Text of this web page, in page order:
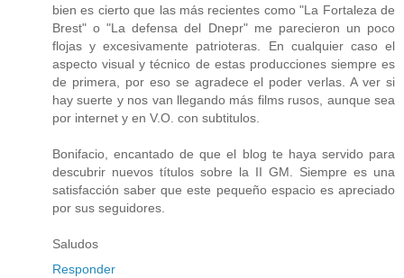
bien es cierto que las más recientes como "La Fortaleza de
Brest" o "La defensa del Dnepr" me parecieron un poco
flojas y excesivamente patrioteras. En cualquier caso el
aspecto visual y técnico de estas producciones siempre es
de primera, por eso se agradece el poder verlas. A ver si
hay suerte y nos van llegando más films rusos, aunque sea
por internet y en V.O. con subtitulos.
Bonifacio, encantado de que el blog te haya servido para
descubrir nuevos títulos sobre la II GM. Siempre es una
satisfacción saber que este pequeño espacio es apreciado
por sus seguidores.
Saludos
Responder